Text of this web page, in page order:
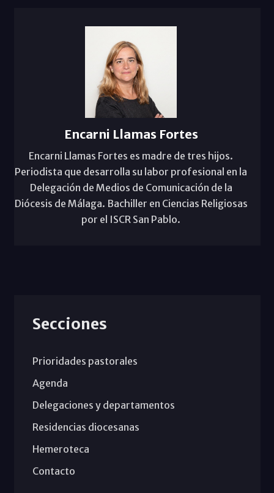
Encarni Llamas Fortes
Encarni Llamas Fortes es madre de tres hijos.
Periodista que desarrolla su labor profesional en la
Delegación de Medios de Comunicación de la
Diócesis de Málaga. Bachiller en Ciencias Religiosas
por el ISCR San Pablo.
Secciones
Prioridades pastorales
Agenda
Delegaciones y departamentos
Residencias diocesanas
Hemeroteca
Contacto